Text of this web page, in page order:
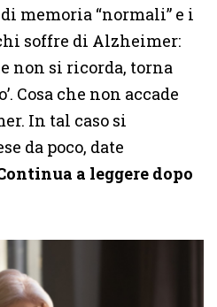
memoria “normali” e i
soffre di Alzheimer:
non si ricorda, torna
Cosa che non accade
In tal caso si
da poco, date
a leggere dopo